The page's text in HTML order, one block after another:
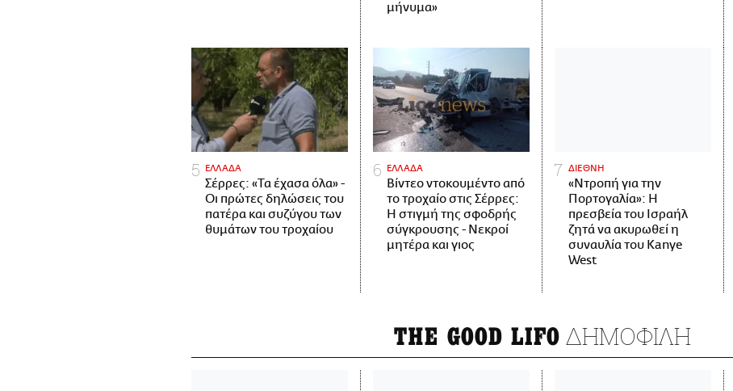
μήνυμα»
ΕΛΛΑΔΑ
Σέρρες: «Τα έχασα όλα» -
Οι πρώτες δηλώσεις του
πατέρα και συζύγου των
θυμάτων του τροχαίου
ΕΛΛΑΔΑ
Βίντεο ντοκουμέντο από
το τροχαίο στις Σέρρες:
Η στιγμή της σφοδρής
σύγκρουσης - Νεκροί
μητέρα και γιος
ΔΙΕΘΝΗ
«Ντροπή για την
Πορτογαλία»: Η
πρεσβεία του Ισραήλ
ζητά να ακυρωθεί η
συναυλία του Kanye
West
THE GOOD LIFO ΔΗΜΟΦΙΛΗ